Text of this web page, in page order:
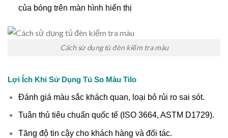
của bóng trên màn hình hiển thị
Cách sử dụng tủ đèn kiểm tra màu
Lợi Ích Khi Sử Dụng Tủ So Màu Tilo
Đánh giá màu sắc khách quan, loại bỏ rủi ro sai sót.
Tuân thủ tiêu chuẩn quốc tế (ISO 3664, ASTM D1729).
Tăng độ tin cậy cho khách hàng và đối tác.